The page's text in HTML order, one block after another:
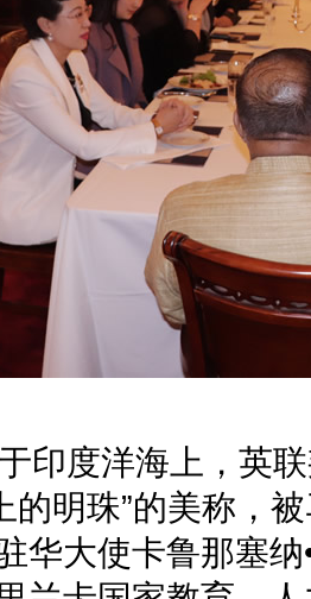
印度洋海上，英
的明珠”的美称，
华大使卡鲁那塞